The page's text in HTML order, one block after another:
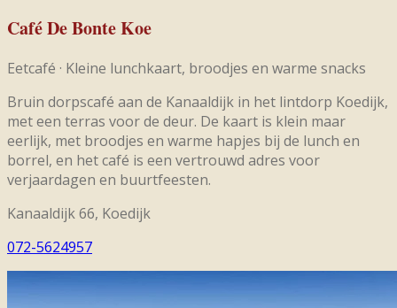
Café De Bonte Koe
Eetcafé · Kleine lunchkaart, broodjes en warme snacks
Bruin dorpscafé aan de Kanaaldijk in het lintdorp Koedijk,
met een terras voor de deur. De kaart is klein maar
eerlijk, met broodjes en warme hapjes bij de lunch en
borrel, en het café is een vertrouwd adres voor
verjaardagen en buurtfeesten.
Kanaaldijk 66, Koedijk
072-5624957